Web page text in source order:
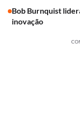
Bob Burnquist
inovação